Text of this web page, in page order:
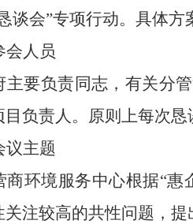
谈会”专项行动。具体方
会人员
主要负责同志，有关分
目负责人。原则上每次
议主题
商环境服务中心根据“惠
关注较高的共性问题，